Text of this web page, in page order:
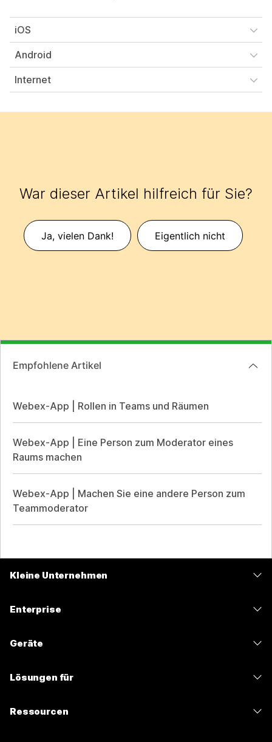
iOS
Android
Internet
War dieser Artikel hilfreich für Sie?
Ja, vielen Dank! Eigentlich nicht
Empfohlene Artikel
Webex-App | Rollen in Teams und Räumen
Webex-App | Eine Person zum Moderator eines
Raums machen
Webex-App | Machen Sie eine andere Person zum
Teammoderator
Kleine Unternehmen
Enterprise
Geräte
Lösungen für
Ressourcen